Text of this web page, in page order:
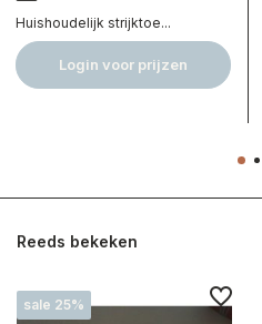
Huishoudelijk strijktoe...
Login voor prijzen
Reeds bekeken
sale 25%